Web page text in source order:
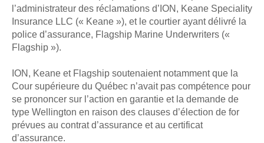
l’administrateur des réclamations d’ION, Keane Speciality
Insurance LLC (« Keane »), et le courtier ayant délivré la
police d’assurance, Flagship Marine Underwriters («
Flagship »).
ION, Keane et Flagship soutenaient notamment que la
Cour supérieure du Québec n’avait pas compétence pour
se prononcer sur l’action en garantie et la demande de
type Wellington en raison des clauses d’élection de for
prévues au contrat d’assurance et au certificat
d’assurance.